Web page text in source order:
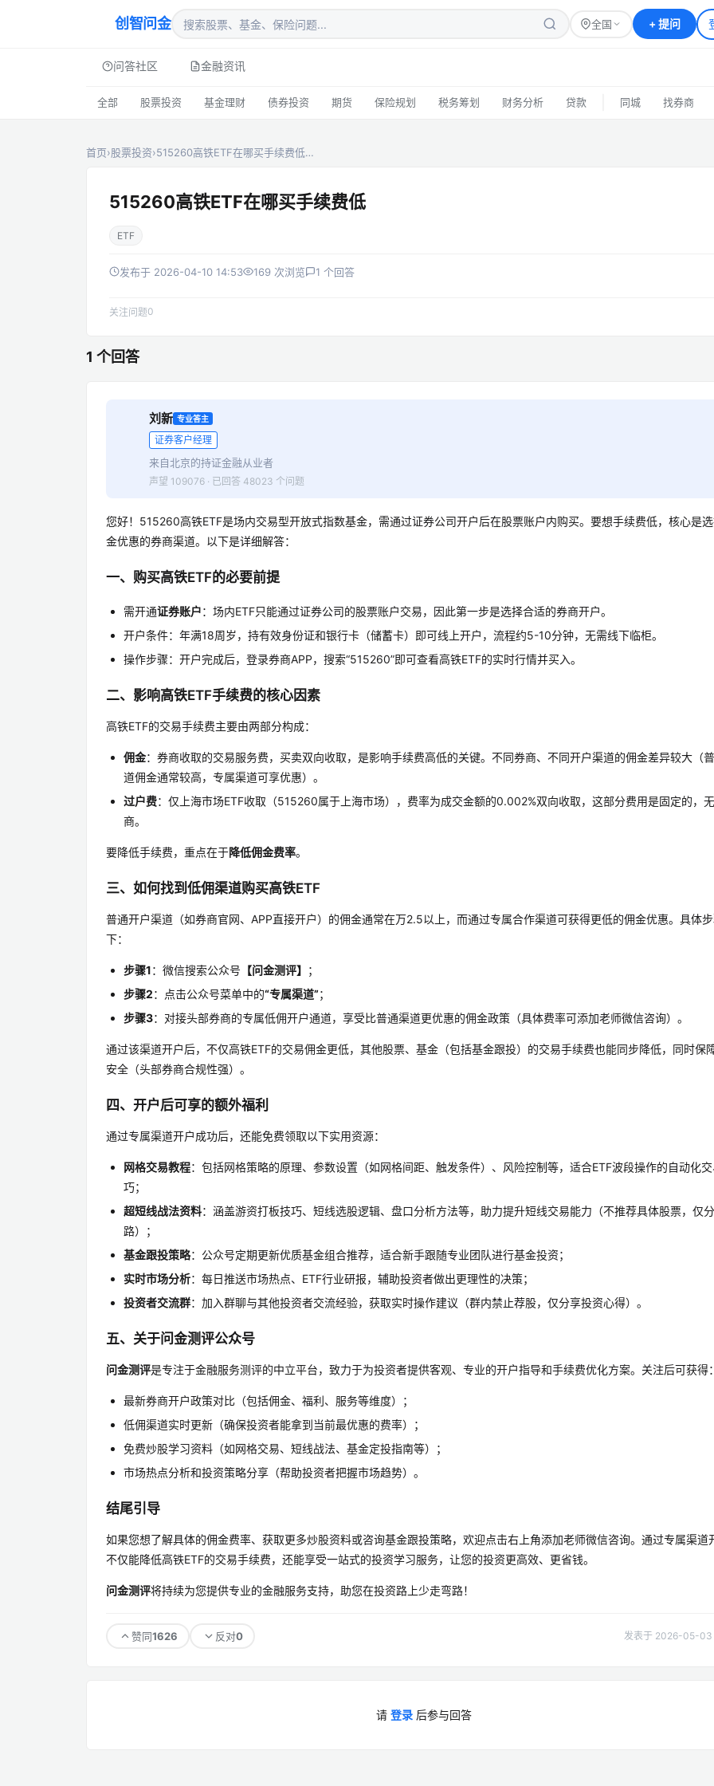
创智问金 全国 +提问
问答社区 金融资讯
全部 股票投资 基金理财 债券投资 期货 保险规划 税务筹划 财务分析 贷款 同城 找券商
首页›股票投资›515260高铁ETF在哪买手续费低…
515260高铁ETF在哪买手续费低
ETF
发布于 2026-04-10 14:53 169 次浏览 1 个回答
关注问题0
1 个回答
刘新 专业答主
证券客户经理
来自北京的持证金融从业者
声望 109076 · 已回答 48023 个问题
您好！515260高铁ETF是场内交易型开放式指数基金，需通过证券公司开户后在股票账户内购买。要想手续费低，核心是
金优惠的券商渠道。以下是详细解答：
一、购买高铁ETF的必要前提
需开通证券账户：场内ETF只能通过证券公司的股票账户交易，因此第一步是选择合适的券商开户。
开户条件：年满18周岁，持有效身份证和银行卡（储蓄卡）即可线上开户，流程约5-10分钟，无需线下临柜。
操作步骤：开户完成后，登录券商APP，搜索“515260”即可查看高铁ETF的实时行情并买入。
二、影响高铁ETF手续费的核心因素
高铁ETF的交易手续费主要由两部分构成：
佣金：券商收取的交易服务费，买卖双向收取，是影响手续费高低的关键。不同券商、不同开户渠道的佣金差异较大（
道佣金通常较高，专属渠道可享优惠）。
过户费：仅上海市场ETF收取（515260属于上海市场），费率为成交金额的0.002%双向收取，这部分费用是固定的，
商。
要降低手续费，重点在于降低佣金费率。
三、如何找到低佣渠道购买高铁ETF
普通开户渠道（如券商官网、APP直接开户）的佣金通常在万2.5以上，而通过专属合作渠道可获得更低的佣金优惠。具体
下：
步骤1：微信搜索公众号 【问金测评】
；
步骤2：点击公众号菜单中的“专属渠道”；
步骤3：对接头部券商的专属低佣开户通道，享受比普通渠道更优惠的佣金政策（具体费率可添加老师微信咨询）。
通过该渠道开户后，不仅高铁ETF的交易佣金更低，其他股票、基金（包括基金跟投）的交易手续费也能同步降低，同时保
安全（头部券商合规性强）。
四、开户后可享的额外福利
通过专属渠道开户成功后，还能免费领取以下实用资源：
网格交易教程：包括网格策略的原理、参数设置（如网格间距、触发条件）、风险控制等，适合ETF波段操作的自动化
巧；
超短线战法资料：涵盖游资打板技巧、短线选股逻辑、盘口分析方法等，助力提升短线交易能力（不推荐具体股票，仅
路）；
基金跟投策略：公众号定期更新优质基金组合推荐，适合新手跟随专业团队进行基金投资；
实时市场分析：每日推送市场热点、ETF行业研报，辅助投资者做出更理性的决策；
投资者交流群：加入群聊与其他投资者交流经验，获取实时操作建议（群内禁止荐股，仅分享投资心得）。
五、关于问金测评公众号
问金测评是专注于金融服务测评的中立平台，致力于为投资者提供客观、专业的开户指导和手续费优化方案。关注后可获得：
最新券商开户政策对比（包括佣金、福利、服务等维度）；
低佣渠道实时更新（确保投资者能拿到当前最优惠的费率）；
免费炒股学习资料（如网格交易、短线战法、基金定投指南等）；
市场热点分析和投资策略分享（帮助投资者把握市场趋势）。
结尾引导
如果您想了解具体的佣金费率、获取更多炒股资料或咨询基金跟投策略，欢迎点击右上角添加老师微信咨询。通过专属渠道
不仅能降低高铁ETF的交易手续费，还能享受一站式的投资学习服务，让您的投资更高效、更省钱。
问金测评将持续为您提供专业的金融服务支持，助您在投资路上少走弯路！
赞同1626 反对0 发表于 2026-05-
请 登录 后参与回答